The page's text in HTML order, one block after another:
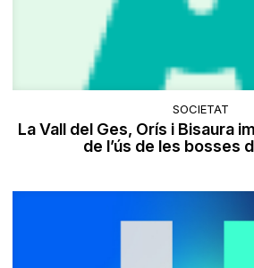
SOCIETAT
La Vall del Ges, Orís i Bisaura
de l’ús de les bosses